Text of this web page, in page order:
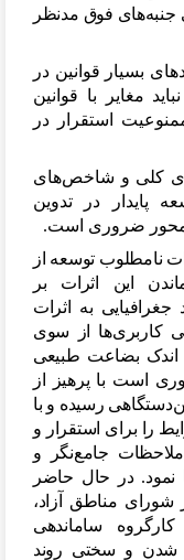
های فوق مدنظر
بسیار قوانین در
مغایر با قوانین
استقرار در
کلی و شاخصهای
پایدار در تدوین
ضروری است.
نامطلوب توسعه از
این اثرات بر
به اثرات
کاربریها از سوی
اندک بضاعت طبیعی
است با پرهیز از
دستگاهی رسیده و با
را برای استقرار و
ملاحظات جامعنگر و
نمود. در حال حاضر
شورای مناطق آزاد،
ساماندهی
شدن و سختی روند